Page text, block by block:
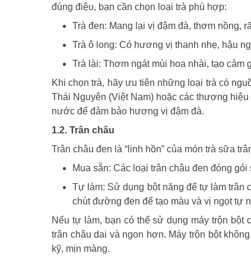
đúng điệu, bạn cần chọn loại trà phù hợp:
Trà đen: Mang lại vị đậm đà, thơm nồng,
Trà ô long: Có hương vị thanh nhẹ, hậu
Trà lài: Thơm ngát mùi hoa nhài, tạo cảm
Khi chọn trà, hãy ưu tiên những loại trà có
Thái Nguyên (Việt Nam) hoặc các thương
nước để đảm bảo hương vị đậm đà.
1.2. Trân châu
Trân châu đen là “linh hồn” của món trà sữa
Mua sẵn: Các loại trân châu đen đóng
Tự làm: Sử dụng bột năng để tự làm trân
chút đường đen để tạo màu và vị ngọt tự
Nếu tự làm, bạn có thể sử dụng máy trộn
trân châu dai và ngon hơn. Máy trộn bột
kỹ, mịn màng.